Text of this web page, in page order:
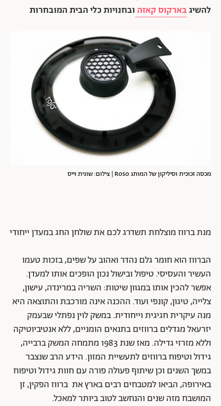
להשיגבארקוס קאזה ובחנויות כלי הבית המובחרות
מכסה זכוכית וסיליקון של המותג Roso | צילום: שונית וייס
מנת ברווז מוצלחת תשדרג לכם את שולחן החג במעדן ייחודי
הברווז הוא חומר גלם נהדר ואהוב על שפים, בזכות טעמו
העשיר והעסיסי. טיפול ובישול נכון הופכים אותו למעדן.
אפשר להכין אותו במגוון שיטות: השריה במרינדה, עישון,
צלייה, טיגון, קונפי ועוד. ההכנה אינה מורכבת והתוצאה היא
מנה עיקרית חגיגית וייחודית. במשק לוין נפתלי שבעמק
יזרעאל מגדלים ברווזים בתנאים הומניים, ללא אנטיביוטיקה
וללא מזרזי גדילה. מאז שנת 1983 מתמחה המשק ברבייה,
גידול וטיפוח ברווזים לתעשיית המזון. הידע הרב שנצבר
במשך השנים וכן שיתוף פעולה פורה עם חוות גידול וטיפוח
באירופה, הביאו למטבחים רבים בארץ את ברווז הפקין, זן
המושבח מזה שנים והנחשב לטוב ביותר למאכל.